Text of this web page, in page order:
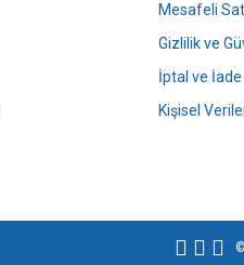
Mesafeli
Gizlilik ve
İptal ve İade
Kişisel